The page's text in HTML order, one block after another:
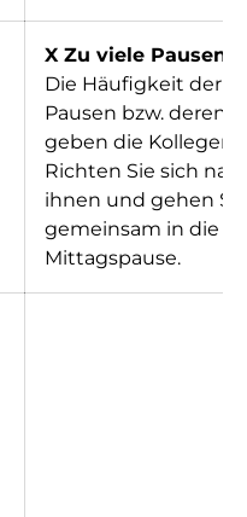
X Zu viele Pausen
Die Häufigkeit der
Pausen bzw. deren
geben die Kollegen
Richten Sie sich
ihnen und gehen
gemeinsam in die
Mittagspause.